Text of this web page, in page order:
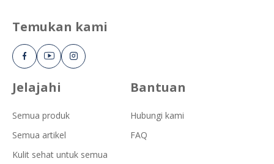
Jelajahi
Semua produk
Semua artikel
Kulit sehat untuk semua
Bantuan
Hubungi kami
FAQ
Temukan kami